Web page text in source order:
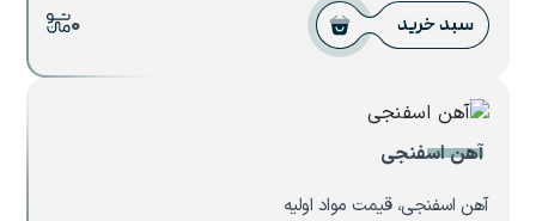
سبد خرید 0
آهن اسفنجی
آهن اسفنجی، قیمت مواد اولیه